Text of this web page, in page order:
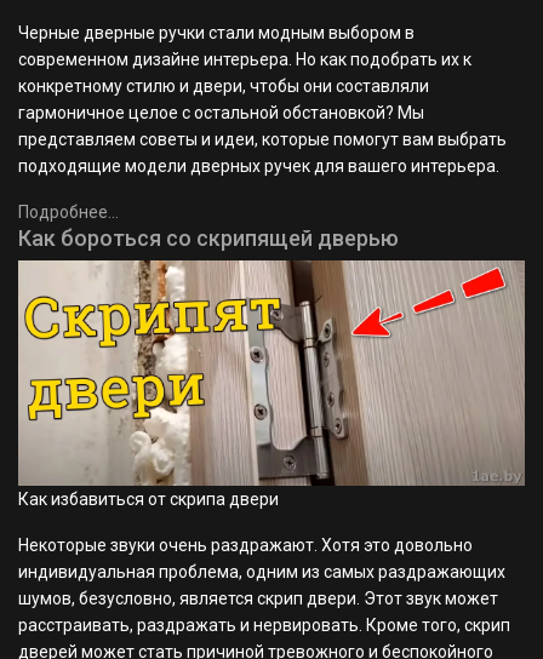
Черные дверные ручки стали модным выбором в
современном дизайне интерьера. Но как подобрать их к
конкретному стилю и двери, чтобы они составляли
гармоничное целое с остальной обстановкой? Мы
представляем советы и идеи, которые помогут вам выбрать
подходящие модели дверных ручек для вашего интерьера.
Подробнее...
Как бороться со скрипящей дверью
Как избавиться от скрипа двери
Некоторые звуки очень раздражают. Хотя это довольно
индивидуальная проблема, одним из самых раздражающих
шумов, безусловно, является скрип двери. Этот звук может
расстраивать, раздражать и нервировать. Кроме того, скрип
дверей может стать причиной тревожного и беспокойного